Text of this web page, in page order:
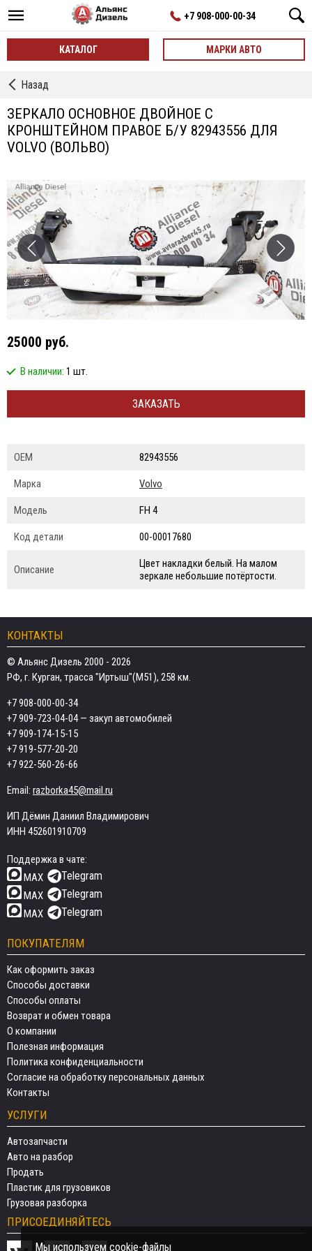
+7 908-000-00-34
КАТАЛОГ МАРКИ АВТО
←
Кронштейны
Зеркал
Назад
ЗЕРКАЛО ОСНОВНОЕ ДВОЙНОЕ С
КРОНШТЕЙНОМ ПРАВОЕ Б/У 82943556 ДЛЯ
VOLVO (ВОЛЬВО)
25000 руб.
В наличии: 1 шт.
ЗАКАЗАТЬ
ОЕМ 82943556
Марка Volvo
Модель FH 4
Код детали 00-00017680
Описание
Цвет накладки белый. На малом
зеркале небольшие потёртости.
КОНТАКТЫ
© Альянс Дизель 2000 - 2026
РФ, г. Курган, трасса "Иртыш"(М51), 258 км.
+7 908-000-00-34
+7 909-723-04-04— закуп автомобилей
+7 909-174-15-15
+7 919-577-20-20
+7 922-560-26-66
Email: razborka45@mail.ru
ИП Дёмин Даниил Владимирович
ИНН 452601910709
Поддержка в чате:
MAX
Telegram
MAX Telegram
MAX Telegram
ПОКУПАТЕЛЯМ
Как оформить заказ
Способы доставки
Способы оплаты
Возврат и обмен товара
О компании
Полезная информация
Политика конфиденциальности
Согласие на обработку персональных данных
Контакты
УСЛУГИ
Автозапчасти
Авто на разбор
Продать
Пластик для грузовиков
Грузовая разборка
ПРИСОЕДИНЯЙТЕСЬ
Мы используем cookie-файлы